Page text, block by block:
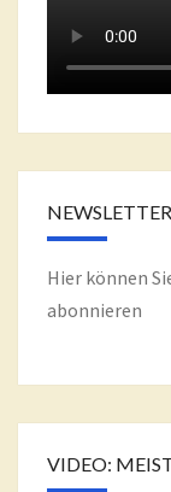
NEWSLETTER
Hier können
abonnieren
VIDEO: